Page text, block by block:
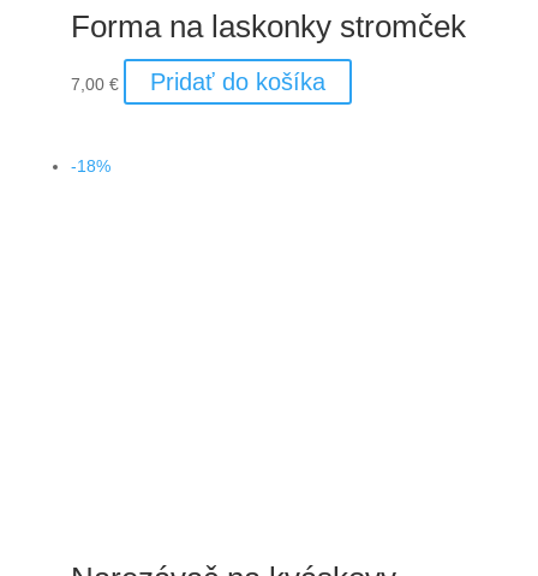
Forma na laskonky stromček
7,00 € Pridať do košíka
-18%